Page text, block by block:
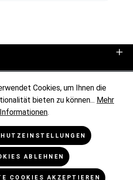
Cookies, um Ihnen die
bieten zu können... Mehr
Informationen.
ABLEHNEN
COOKIES AKZEPTIEREN